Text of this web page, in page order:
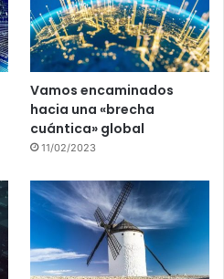
Vamos encaminados
hacia una «brecha
cuántica» global
11/02/2023